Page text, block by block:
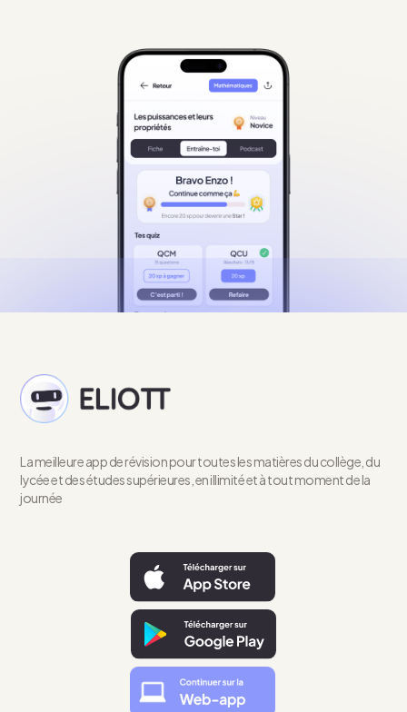
La meilleure app de révision pour toutes les matières du collège, du
lycée et des études supérieures, en illimité et à tout moment de la
journée